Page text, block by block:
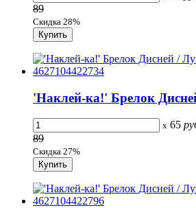
89
Скидка 28%
'Наклей-ка!' Брелок
x 65
89
Скидка 27%